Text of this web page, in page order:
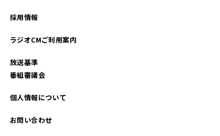
採用情報
ラジオCMご利用案内
放送基準
番組審議会
個人情報について
お問い合わせ